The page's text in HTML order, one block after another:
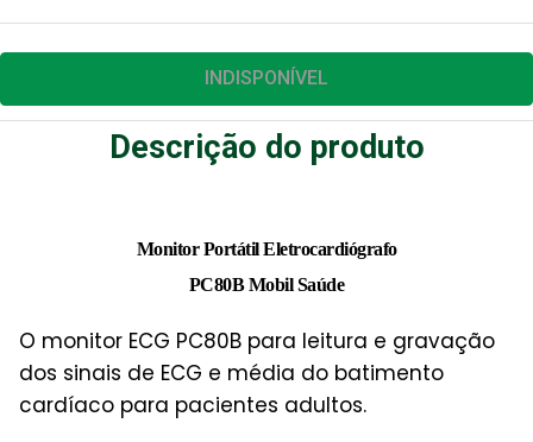
INDISPONÍVEL
Descrição do produto
Monitor Portátil Eletrocardiógrafo
PC80B Mobil Saúde
O monitor ECG PC80B para leitura e gravação
dos sinais de ECG e média do batimento
cardíaco para pacientes adultos.